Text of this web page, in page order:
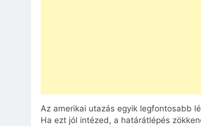
Az amerikai utazás egyik legfontosabb
Ha ezt jól intézed, a határátlépés